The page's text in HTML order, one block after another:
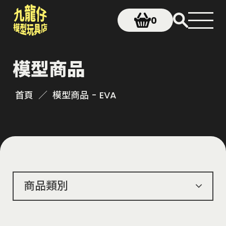
0
模型商品
首頁 模型商品 - EVA
商品類別